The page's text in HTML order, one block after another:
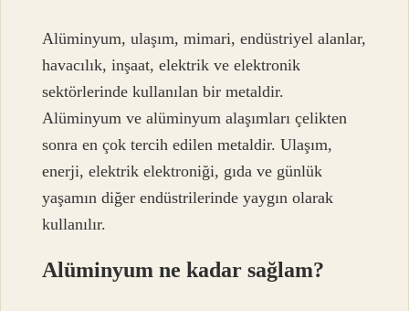
Alüminyum, ulaşım, mimari, endüstriyel alanlar,
havacılık, inşaat, elektrik ve elektronik
sektörlerinde kullanılan bir metaldir.
Alüminyum ve alüminyum alaşımları çelikten
sonra en çok tercih edilen metaldir. Ulaşım,
enerji, elektrik elektroniği, gıda ve günlük
yaşamın diğer endüstrilerinde yaygın olarak
kullanılır.
Alüminyum ne kadar sağlam?